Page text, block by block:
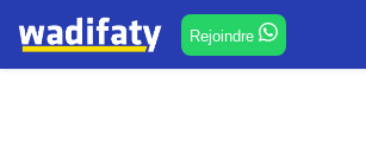
Rejoindre